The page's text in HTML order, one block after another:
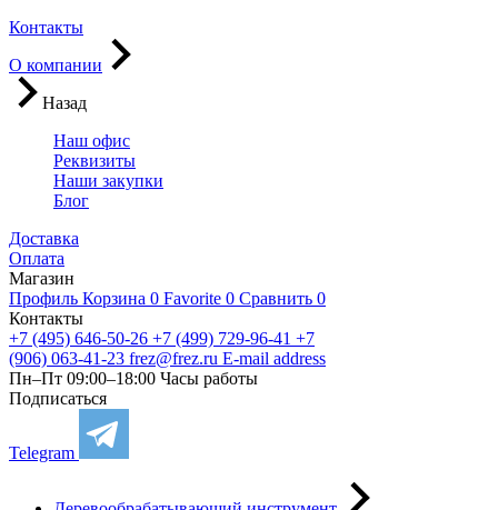
Контакты
О компании
Назад
Наш офис
Реквизиты
Наши закупки
Блог
Доставка
Оплата
Магазин
Профиль Корзина 0 Favorite 0 Сравнить 0
Контакты
+7 (495) 646-50-26 +7 (499) 729-96-41 +7
(906) 063-41-23 frez@frez.ru E-mail address
Пн–Пт 09:00–18:00 Часы работы
Подписаться
Telegram